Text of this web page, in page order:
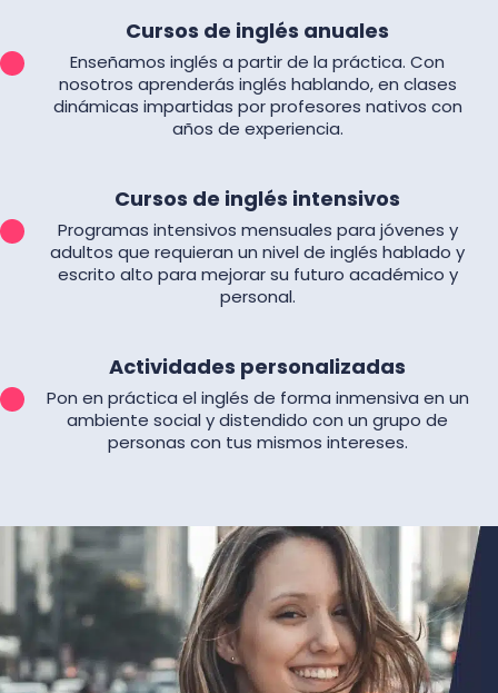
Cursos de inglés anuales
Enseñamos inglés a partir de la práctica. Con
nosotros aprenderás inglés hablando, en clases
dinámicas impartidas por profesores nativos con
años de experiencia.
Cursos de inglés intensivos
Programas intensivos mensuales para jóvenes y
adultos que requieran un nivel de inglés hablado y
escrito alto para mejorar su futuro académico y
personal.
Actividades personalizadas
Pon en práctica el inglés de forma inmensiva en un
ambiente social y distendido con un grupo de
personas con tus mismos intereses.